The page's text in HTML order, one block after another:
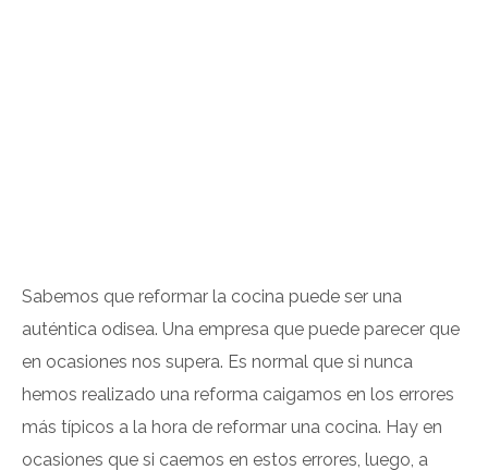
Sabemos que reformar la cocina puede ser una
auténtica odisea. Una empresa que puede parecer que
en ocasiones nos supera. Es normal que si nunca
hemos realizado una reforma caigamos en los errores
más típicos a la hora de reformar una cocina. Hay en
ocasiones que si caemos en estos errores, luego, a